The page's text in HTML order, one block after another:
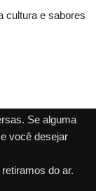
cultura e sabores
Se alguma
você desejar
do ar.